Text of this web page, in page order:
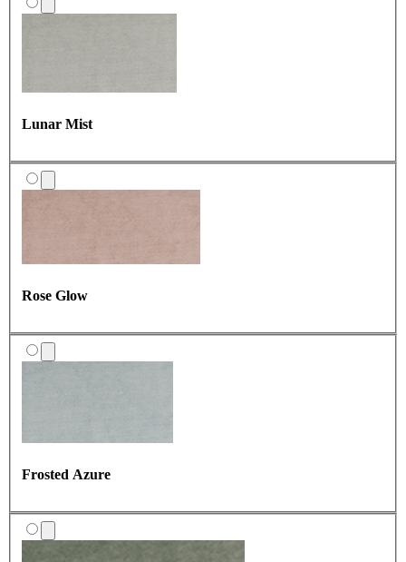
Lunar Mist
Rose Glow
Frosted Azure